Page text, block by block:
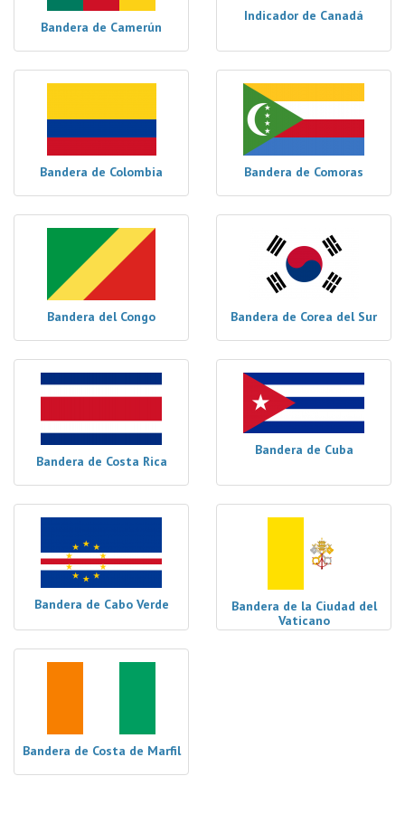
Bandera de Camerún
Indicador de Canadá
Bandera de Colombia Bandera de Comoras
Bandera del Congo Bandera de Corea del Sur
Bandera de Costa Rica
Bandera de Cuba
Bandera de Cabo Verde
Bandera de la Ciudad del
Vaticano
Bandera de Costa de Marfil